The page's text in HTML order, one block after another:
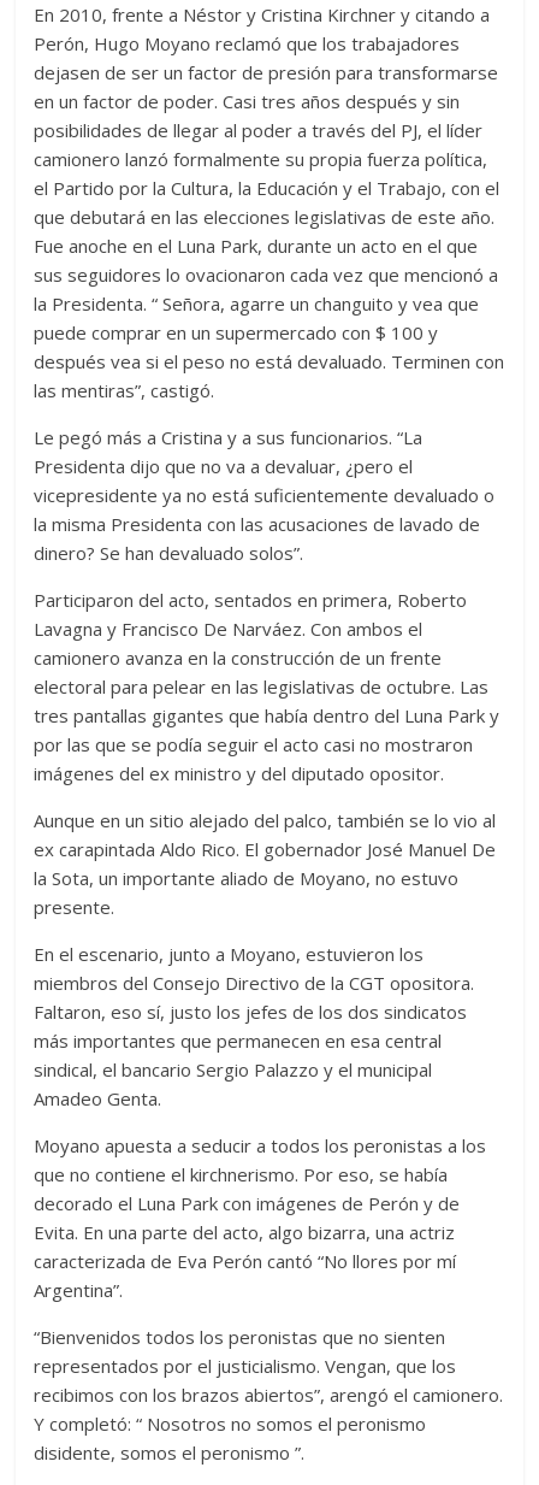
En 2010, frente a Néstor y Cristina Kirchner y citando a
Perón, Hugo Moyano reclamó que los trabajadores
dejasen de ser un factor de presión para transformarse
en un factor de poder. Casi tres años después y sin
posibilidades de llegar al poder a través del PJ, el líder
camionero lanzó formalmente su propia fuerza política,
el Partido por la Cultura, la Educación y el Trabajo, con el
que debutará en las elecciones legislativas de este año.
Fue anoche en el Luna Park, durante un acto en el que
sus seguidores lo ovacionaron cada vez que mencionó a
la Presidenta. “ Señora, agarre un changuito y vea que
puede comprar en un supermercado con $ 100 y
después vea si el peso no está devaluado. Terminen con
las mentiras”, castigó.
Le pegó más a Cristina y a sus funcionarios. “La
Presidenta dijo que no va a devaluar, ¿pero el
vicepresidente ya no está suficientemente devaluado o
la misma Presidenta con las acusaciones de lavado de
dinero? Se han devaluado solos”.
Participaron del acto, sentados en primera, Roberto
Lavagna y Francisco De Narváez. Con ambos el
camionero avanza en la construcción de un frente
electoral para pelear en las legislativas de octubre. Las
tres pantallas gigantes que había dentro del Luna Park y
por las que se podía seguir el acto casi no mostraron
imágenes del ex ministro y del diputado opositor.
Aunque en un sitio alejado del palco, también se lo vio al
ex carapintada Aldo Rico. El gobernador José Manuel De
la Sota, un importante aliado de Moyano, no estuvo
presente.
En el escenario, junto a Moyano, estuvieron los
miembros del Consejo Directivo de la CGT opositora.
Faltaron, eso sí, justo los jefes de los dos sindicatos
más importantes que permanecen en esa central
sindical, el bancario Sergio Palazzo y el municipal
Amadeo Genta.
Moyano apuesta a seducir a todos los peronistas a los
que no contiene el kirchnerismo. Por eso, se había
decorado el Luna Park con imágenes de Perón y de
Evita. En una parte del acto, algo bizarra, una actriz
caracterizada de Eva Perón cantó “No llores por mí
Argentina”.
“Bienvenidos todos los peronistas que no sienten
representados por el justicialismo. Vengan, que los
recibimos con los brazos abiertos”, arengó el camionero.
Y completó: “ Nosotros no somos el peronismo
disidente, somos el peronismo ”.